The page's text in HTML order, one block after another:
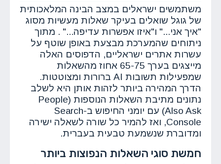
משתמשים ישראלים במצב הבינה המלאכותית
של גוגל שואלים בעיקר שאלות מעשיות מסוג
"איך אני..." ו"איזו אפשרות עדיפה..." . מתוך
ניתוחים שהמערכת מבצעת באופן שוטף על
עשרות אתרים ישראליים, הדפוסים האלה
מייצגים בערך 65-75 אחוז מהשאלות
שמפעילות תשובות AI ברורות ומצוטטות.
הדרך המהירה ביותר לזהות אותן היא לשלב
נתונים מתיבת השאלות הנוספות (People
Also Ask) עם יומני החיפוש ב-Search
Console, ואז להמיר כל שורה לשאלה ישירה
ומדוברת שנשמעת טבעית בעברית.
חמשת סוגי השאלות הנפוצות ביותר